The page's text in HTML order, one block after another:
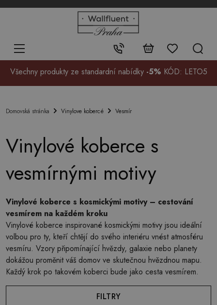
Kontakt:
+48
99
Všechny produkty ze standardní nabídky -5% KÓD: LETO5
Domovská stránka Vinylove kobercé Vesmír
Vinylové koberce s
vesmírnými motivy
Vinylové koberce s kosmickými motivy – cestování
vesmírem na každém kroku
Vinylové koberce inspirované kosmickými motivy jsou ideální
volbou pro ty, kteří chtějí do svého interiéru vnést atmosféru
vesmíru. Vzory připomínající hvězdy, galaxie nebo planety
dokážou proměnit váš domov ve skutečnou hvězdnou mapu.
Každý krok po takovém koberci bude jako cesta vesmírem.
FILTRY